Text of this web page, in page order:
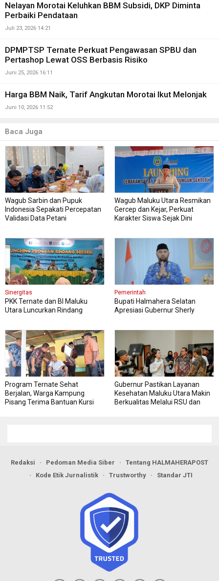
Nelayan Morotai Keluhkan BBM Subsidi, DKP Diminta
Perbaiki Pendataan
Juli 23, 2026 14:21
DPMPTSP Ternate Perkuat Pengawasan SPBU dan
Pertashop Lewat OSS Berbasis Risiko
Juni 25, 2026 16:11
Harga BBM Naik, Tarif Angkutan Morotai Ikut Melonjak
Juni 10, 2026 11:52
Baca Juga
Wagub Sarbin dan Pupuk
Indonesia Sepakati Percepatan
Validasi Data Petani
Wagub Maluku Utara Resmikan
Gercep dan Kejar, Perkuat
Karakter Siswa Sejak Dini
Sinergitas
PKK Ternate dan BI Maluku
Utara Luncurkan Rindang
Pemerintah
Bupati Halmahera Selatan
Apresiasi Gubernur Sherly
Program Ternate Sehat
Berjalan, Warga Kampung
Pisang Terima Bantuan Kursi
Gubernur Pastikan Layanan
Kesehatan Maluku Utara Makin
Berkualitas Melalui RSU dan
Redaksi Pedoman Media Siber
Tentang HALMAHERAPOST
Kode Etik Jurnalistik
Trustworthy Standar JTI